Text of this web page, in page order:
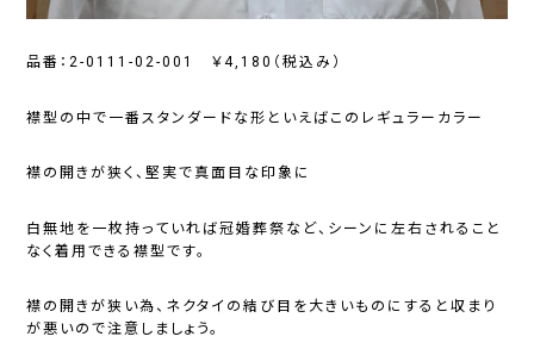
品番：2-0111-02-001 ￥4,180（税込み）
襟型の中で一番スタンダードな形といえばこのレギュラーカラー
襟の開きが狭く、堅実で真面目な印象に
白無地を一枚持っていれば冠婚葬祭など、シーンに左右されること
なく着用できる襟型です。
襟の開きが狭い為、ネクタイの結び目を大きいものにすると収まり
が悪いので注意しましょう。